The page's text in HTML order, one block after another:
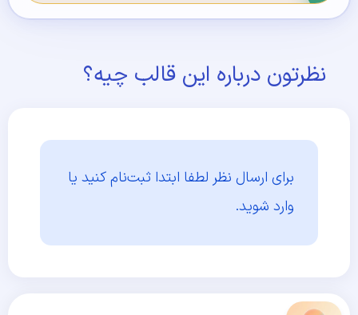
نظرتون درباره این قالب چیه؟
برای ارسال نظر لطفا ابتدا ثبت‌نام کنید یا
وارد شوید.